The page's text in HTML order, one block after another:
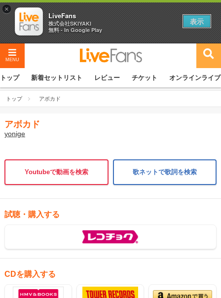
MENU
トップ 新着セットリスト レビュー チケット オンラインライブ
トップ アボカド
アボカド
yonige
Youtubeで動画を検索 歌ネットで歌詞を検索
試聴・購入する
CDを購入する
×
LiveFans
株式会社SKIYAKI
無料 - In Google Play
表示